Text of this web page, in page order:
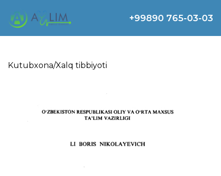
+99890 765-03-03
Kutubxona/Xalq tibbiyoti